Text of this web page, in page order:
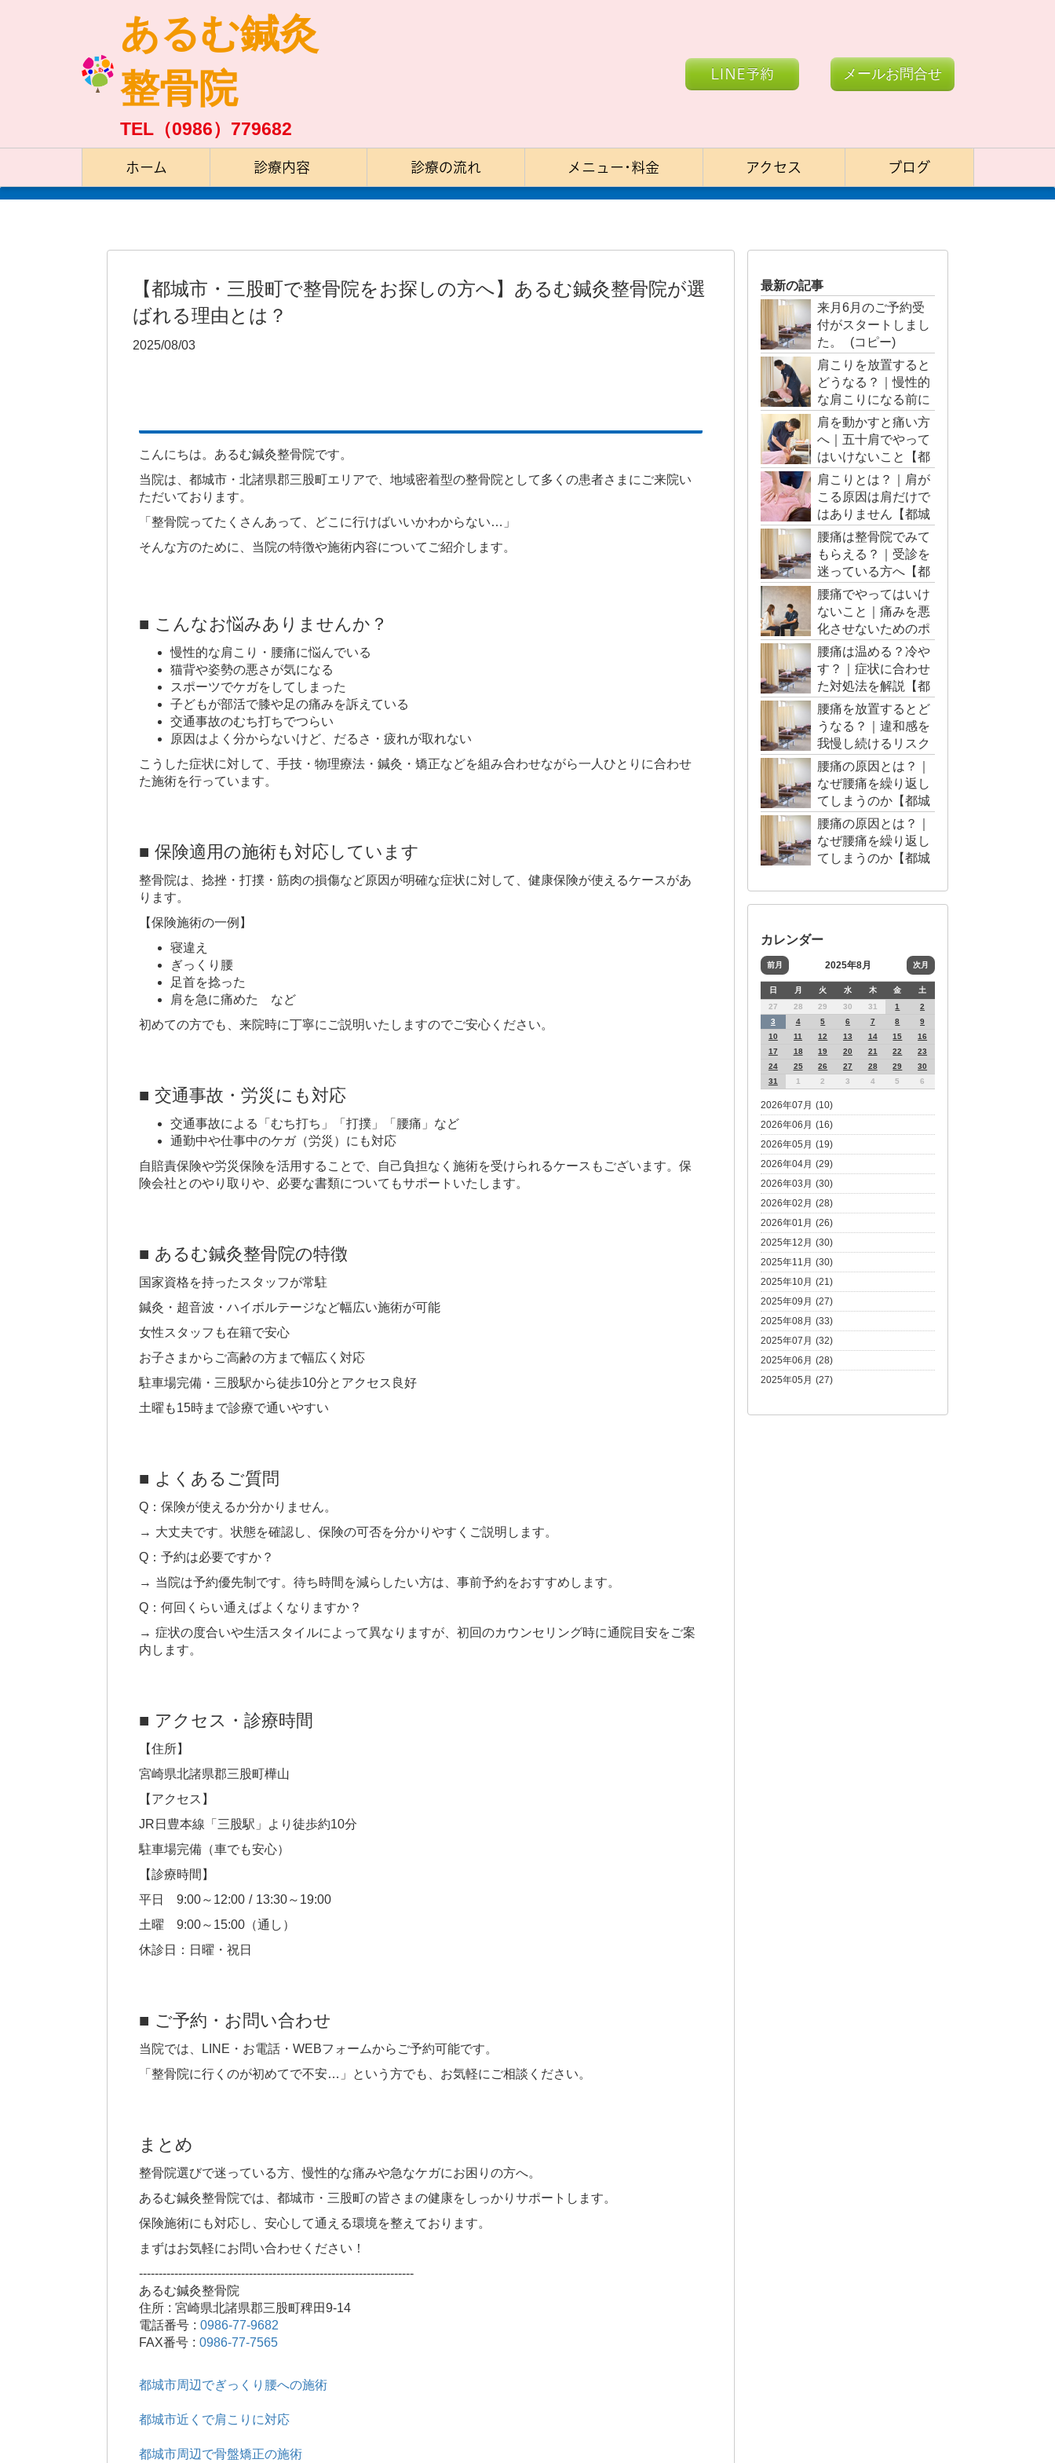
あるむ鍼灸
整骨院
TEL（0986）779682
LINE予約 メールお問合せ
ホーム 診療内容 診療の流れ メニュー･料金 アクセス ブログ
【都城市・三股町で整骨院をお探しの方へ】あるむ鍼灸整骨院が選
ばれる理由とは？
2025/08/03
こんにちは。あるむ鍼灸整骨院です。
当院は、都城市・北諸県郡三股町エリアで、地域密着型の整骨院として多くの患者さまにご来院い
ただいております。
「整骨院ってたくさんあって、どこに行けばいいかわからない…」
そんな方のために、当院の特徴や施術内容についてご紹介します。
■ こんなお悩みありませんか？
慢性的な肩こり・腰痛に悩んでいる
猫背や姿勢の悪さが気になる
スポーツでケガをしてしまった
子どもが部活で膝や足の痛みを訴えている
交通事故のむち打ちでつらい
原因はよく分からないけど、だるさ・疲れが取れない
こうした症状に対して、手技・物理療法・鍼灸・矯正などを組み合わせながら一人ひとりに合わせ
た施術を行っています。
■ 保険適用の施術も対応しています
整骨院は、捻挫・打撲・筋肉の損傷など原因が明確な症状に対して、健康保険が使えるケースがあ
ります。
【保険施術の一例】
寝違え
ぎっくり腰
足首を捻った
肩を急に痛めた など
初めての方でも、来院時に丁寧にご説明いたしますのでご安心ください。
■ 交通事故・労災にも対応
交通事故による「むち打ち」「打撲」「腰痛」など
通勤中や仕事中のケガ（労災）にも対応
自賠責保険や労災保険を活用することで、自己負担なく施術を受けられるケースもございます。保
険会社とのやり取りや、必要な書類についてもサポートいたします。
■ あるむ鍼灸整骨院の特徴
国家資格を持ったスタッフが常駐
鍼灸・超音波・ハイボルテージなど幅広い施術が可能
女性スタッフも在籍で安心
お子さまからご高齢の方まで幅広く対応
駐車場完備・三股駅から徒歩10分とアクセス良好
土曜も15時まで診療で通いやすい
■ よくあるご質問
Q：保険が使えるか分かりません。
→ 大丈夫です。状態を確認し、保険の可否を分かりやすくご説明します。
Q：予約は必要ですか？
→ 当院は予約優先制です。待ち時間を減らしたい方は、事前予約をおすすめします。
Q：何回くらい通えばよくなりますか？
→ 症状の度合いや生活スタイルによって異なりますが、初回のカウンセリング時に通院目安をご案
内します。
■ アクセス・診療時間
【住所】
宮崎県北諸県郡三股町樺山
【アクセス】
JR日豊本線「三股駅」より徒歩約10分
駐車場完備（車でも安心）
【診療時間】
平日 9:00～12:00 / 13:30～19:00
土曜 9:00～15:00（通し）
休診日：日曜・祝日
■ ご予約・お問い合わせ
当院では、LINE・お電話・WEBフォームからご予約可能です。
「整骨院に行くのが初めてで不安…」という方でも、お気軽にご相談ください。
まとめ
整骨院選びで迷っている方、慢性的な痛みや急なケガにお困りの方へ。
あるむ鍼灸整骨院では、都城市・三股町の皆さまの健康をしっかりサポートします。
保険施術にも対応し、安心して通える環境を整えております。
まずはお気軽にお問い合わせください！
----------------------------------------------------------------------
あるむ鍼灸整骨院
住所 : 宮崎県北諸県郡三股町稗田9-14
電話番号 : 0986-77-9682
FAX番号 : 0986-77-7565
都城市周辺でぎっくり腰への施術
都城市近くで肩こりに対応
都城市周辺で骨盤矯正の施術
最新の記事
来月6月のご予約受
付がスタートしまし
た。 (コピー)
肩こりを放置すると
どうなる？｜慢性的
な肩こりになる前に
【都城市・三股町】
肩を動かすと痛い方
へ｜五十肩でやって
はいけないこと【都
城市・三股町】
肩こりとは？｜肩が
こる原因は肩だけで
はありません【都城
市・三股町】
腰痛は整骨院でみて
もらえる？｜受診を
迷っている方へ【都
城市・三股町】
腰痛でやってはいけ
ないこと｜痛みを悪
化させないためのポ
イント【都城市・三
股町】
腰痛は温める？冷や
す？｜症状に合わせ
た対処法を解説【都
城市・三股町
腰痛を放置するとど
うなる？｜違和感を
我慢し続けるリスク
【都城市・三股町】
腰痛の原因とは？｜
なぜ腰痛を繰り返し
てしまうのか【都城
市・三股町】
腰痛の原因とは？｜
なぜ腰痛を繰り返し
てしまうのか【都城
カレンダー
前月 2025年8月 次月
日 月 火 水 木 金
土
27
28 29 30 31 1
2
3
4 5 6 7 8
9
10
11 12 13 14 15
16
17
18 19 20 21 22
23
24
25 26 27 28 29
30
31
1 2 3 4 5 6
2026年07月 (10)
2026年06月 (16)
2026年05月 (19)
2026年04月 (29)
2026年03月 (30)
2026年02月 (28)
2026年01月 (26)
2025年12月 (30)
2025年11月 (30)
2025年10月 (21)
2025年09月 (27)
2025年08月 (33)
2025年07月 (32)
2025年06月 (28)
2025年05月 (27)